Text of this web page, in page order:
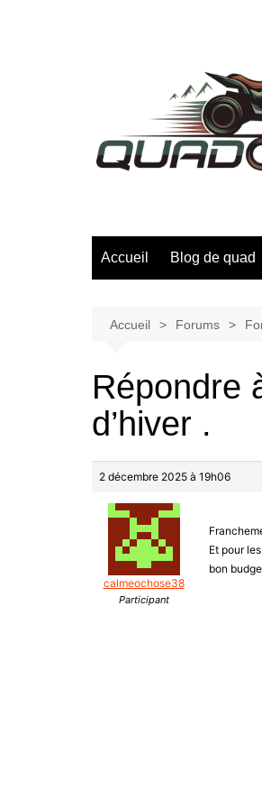
Accueil Blog de quad
Accueil Forums
Répondre
d’hiver .
2 décembre 2025 à 19h06
calmeochose38
Participant
Et pour
bon